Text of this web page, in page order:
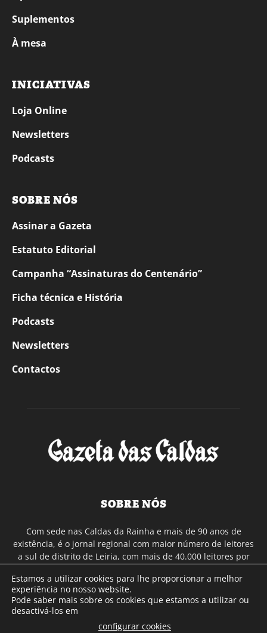
Suplementos
À mesa
INICIATIVAS
Loja Online
Newsletters
Podcasts
SOBRE NÓS
Assinar a Gazeta
Estatuto Editorial
Campanha “Assinaturas do Centenário”
Ficha técnica e História
Podcasts
Newsletters
Contactos
SOBRE NÓS
Com sede nas Caldas da Rainha e mais de 90 anos de
existência, é o jornal regional com maior número de leitores
a sul de distrito de Leiria, com mais de 40.000 leitores por
Continental e assinatura online.
SIGA-NOS
Estamos a utilizar cookies para lhe proporcionar a melhor
experiência no nosso website.
Pode saber mais sobre os cookies que estamos a utilizar ou
desactivá-los em
configurar cookies